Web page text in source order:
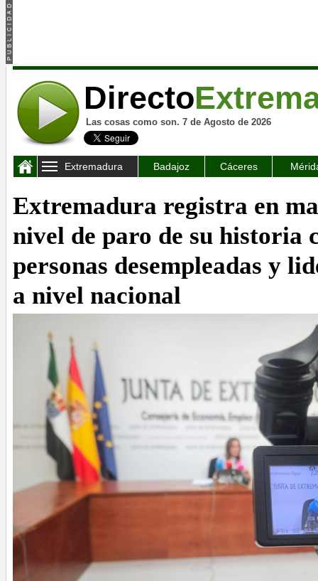
Directo
Las cosas como son. 7 de Agosto de 2026
Extremadura Badajoz Cáceres
Extremadura registra en
nivel de paro de su historia
personas desempleadas y
a nivel nacional